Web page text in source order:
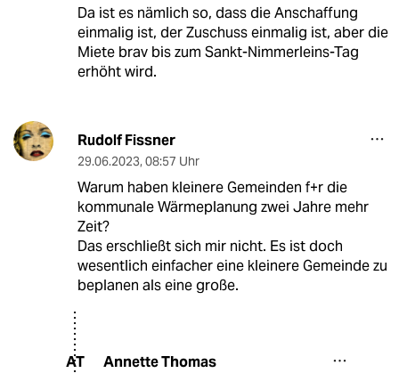
Da ist es nämlich so, dass die Anschaffung
einmalig ist, der Zuschuss einmalig ist, aber die
Miete brav bis zum Sankt-Nimmerleins-Tag
erhöht wird.
Rudolf Fissner
29.06.2023, 08:57 Uhr
Warum haben kleinere Gemeinden f+r die
kommunale Wärmeplanung zwei Jahre mehr
Zeit?
Das erschließt sich mir nicht. Es ist doch
wesentlich einfacher eine kleinere Gemeinde zu
beplanen als eine große.
AT Annette Thomas